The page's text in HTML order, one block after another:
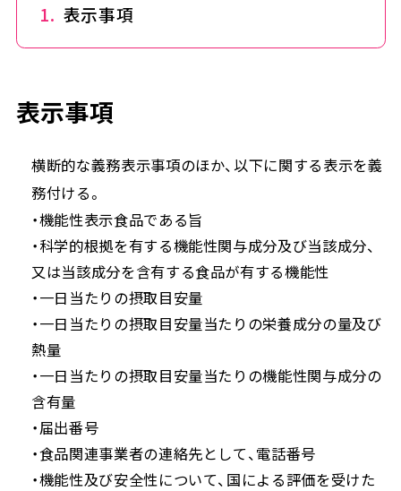
表示事項
表示事項
横断的な義務表示事項のほか、以下に関する表示を義
務付ける。
・機能性表示食品である旨
・科学的根拠を有する機能性関与成分及び当該成分、
又は当該成分を含有する食品が有する機能性
・一日当たりの摂取目安量
・一日当たりの摂取目安量当たりの栄養成分の量及び
熱量
・一日当たりの摂取目安量当たりの機能性関与成分の
含有量
・届出番号
・食品関連事業者の連絡先として、電話番号
・機能性及び安全性について、国による評価を受けた